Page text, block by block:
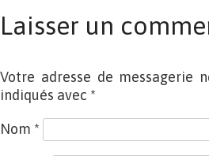
Laisser un
Votre adresse de messagerie
indiqués avec *
Nom *